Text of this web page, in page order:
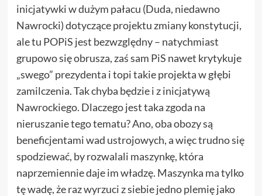
inicjatywki w dużym pałacu (Duda, niedawno
Nawrocki) dotyczące projektu zmiany konstytucji,
ale tu POPiS jest bezwzględny – natychmiast
grupowo się obrusza, zaś sam PiS nawet krytykuje
„swego” prezydenta i topi takie projekta w głębi
zamilczenia. Tak chyba będzie i z inicjatywą
Nawrockiego. Dlaczego jest taka zgoda na
nieruszanie tego tematu? Ano, oba obozy są
beneficjentami wad ustrojowych, a więc trudno się
spodziewać, by rozwalali maszynkę, która
naprzemiennie daje im władzę. Maszynka ma tylko
tę wadę, że raz wyrzuci z siebie jedno plemię jako